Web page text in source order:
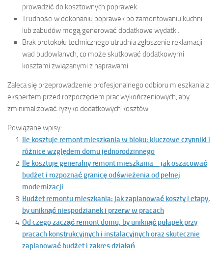
prowadzić do kosztownych poprawek.
Trudności w dokonaniu poprawek po zamontowaniu kuchni
lub zabudów mogą generować dodatkowe wydatki.
Brak protokołu technicznego utrudnia zgłoszenie reklamacji
wad budowlanych, co może skutkować dodatkowymi
kosztami związanymi z naprawami.
Zaleca się przeprowadzenie profesjonalnego odbioru mieszkania z
ekspertem przed rozpoczęciem prac wykończeniowych, aby
zminimalizować ryzyko dodatkowych kosztów.
Powiązane wpisy:
Ile kosztuje remont mieszkania w bloku: kluczowe czynniki i
różnice względem domu jednorodzinnego
Ile kosztuje generalny remont mieszkania – jak oszacować
budżet i rozpoznać granicę odświeżenia od pełnej
modernizacji
Budżet remontu mieszkania: jak zaplanować koszty i etapy,
by uniknąć niespodzianek i przerw w pracach
Od czego zacząć remont domu, by uniknąć pułapek przy
pracach konstrukcyjnych i instalacyjnych oraz skutecznie
zaplanować budżet i zakres działań